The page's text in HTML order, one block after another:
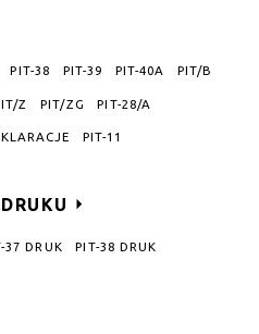
PIT-38 PIT-39 PIT-40A PIT/B
Z PIT/ZG PIT-28/A
PIT-11
37 DRUK PIT-38 DRUK